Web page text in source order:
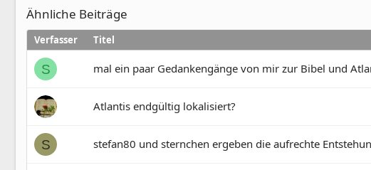
Ähnliche Beiträge
Verfasser Titel
S mal ein paar Gedankengänge von mir zur Bibel und
Atlantis endgültig lokalisiert?
S stefan80 und sternchen ergeben die aufrechte